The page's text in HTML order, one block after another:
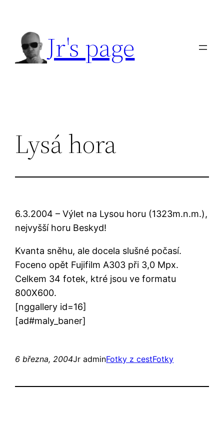
obsah
Jr's page
Lysá hora
6.3.2004 – Výlet na Lysou horu (1323m.n.m.),
nejvyšší horu Beskyd!
Kvanta sněhu, ale docela slušné počasí.
Foceno opět Fujifilm A303 při 3,0 Mpx.
Celkem 34 fotek, ktré jsou ve formatu
800X600.
[nggallery id=16]
[ad#maly_baner]
6 března, 2004Jr adminFotky z cestFotky